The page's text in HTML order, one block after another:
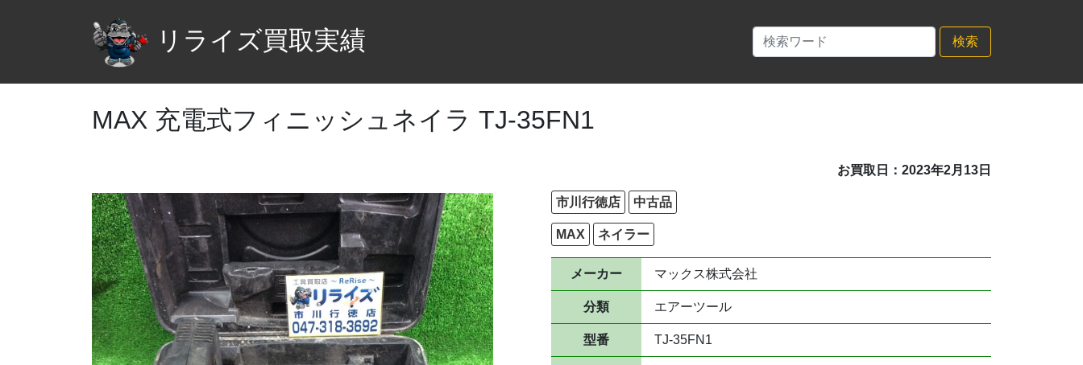
リライズ買取実績 検索
MAX 充電式フィニッシュネイラ TJ-35FN1
お買取日：2023年2月13日
市川行徳店 中古品
MAX ネイラー
メーカー マックス株式会社
分類 エアーツール
型番 TJ-35FN1